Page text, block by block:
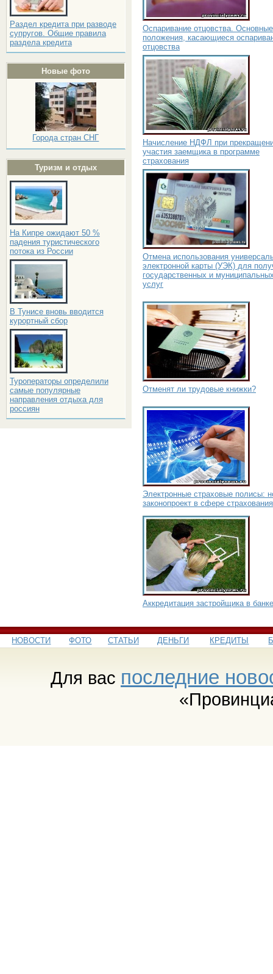
Раздел кредита при разводе
супругов. Общие правила
раздела кредита
Новые фото
Города стран СНГ
Туризм и отдых
На Кипре ожидают 50 %
падения туристического
потока из России
В Тунисе вновь вводится
курортный сбор
Туроператоры определили
самые популярные
направления отдыха для
россиян
Оспаривание отцовства. Основные
положения, касающиеся
отцовства
Начисление НДФЛ при
участия заемщика в программе
страхования
Отмена использования
электронной карты (УЭК) для
государственных и
услуг
Отменят ли трудовые книжки?
Электронные страховые полисы:
законопроект в сфере страхования
Аккредитация застройщика в банке
НОВОСТИ ФОТО СТАТЬИ ДЕНЬГИ КРЕДИТЫ
Для вас последние